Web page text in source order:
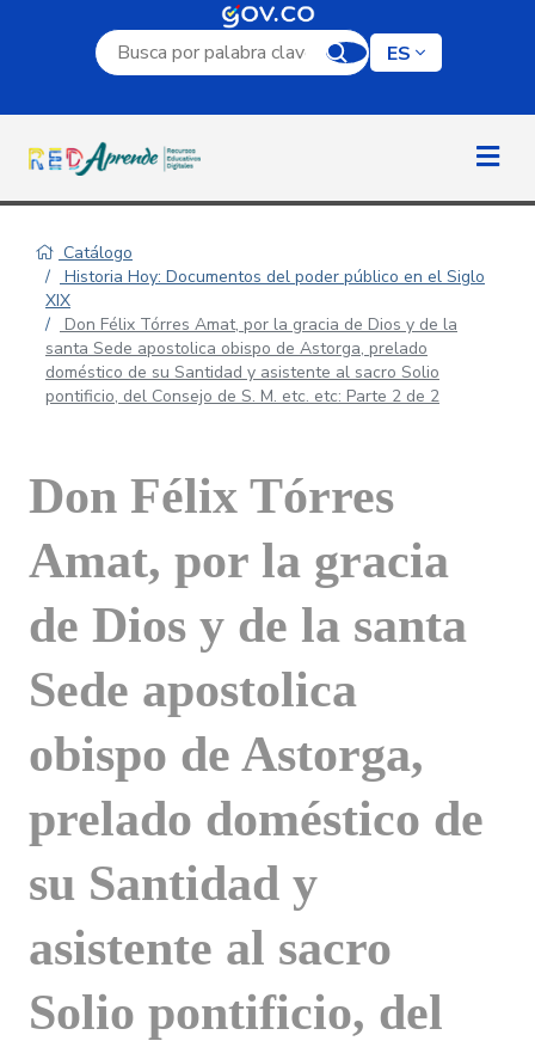
Campo de búsqueda por palabra clave
ES
Catálogo
Historia Hoy: Documentos del poder público en el Siglo
XIX
Don Félix Tórres Amat, por la gracia de Dios y de la
santa Sede apostolica obispo de Astorga, prelado
doméstico de su Santidad y asistente al sacro Solio
pontificio, del Consejo de S. M. etc. etc: Parte 2 de 2
Don Félix Tórres
Amat, por la gracia
de Dios y de la santa
Sede apostolica
obispo de Astorga,
prelado doméstico de
su Santidad y
asistente al sacro
Solio pontificio, del